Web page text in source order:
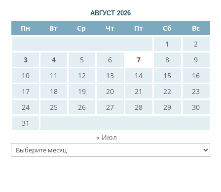
АВГУСТ 2026
Пн Вт Ср Чт Пт Сб
Вс
1
2
3
4 5 6 7 8
9
10
11 12 13 14 15
16
17
18 19 20 21 22
23
24
25 26 27 28 29
30
31
« Июл
Архивы